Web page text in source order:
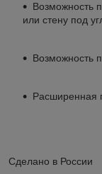
Возможность
или стену под
Возможность
Расширенная
Сделано в России